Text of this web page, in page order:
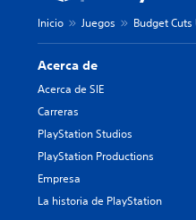
Inicio Juegos Budget
Acerca de
Acerca de SIE
Carreras
PlayStation Studios
PlayStation Productions
Empresa
La historia de PlayStation